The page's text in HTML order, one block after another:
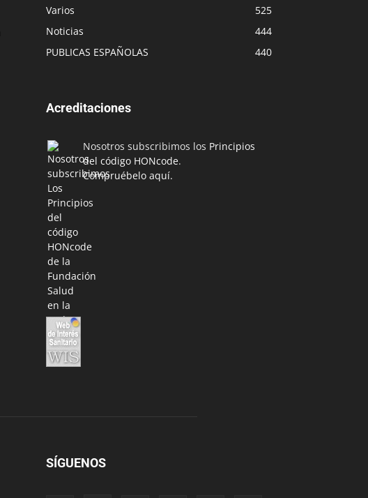
Varios
525
Noticias
444
PUBLICAS ESPAÑOLAS
440
Acreditaciones
Nosotros subscribimos los Principios
del código HONcode.
Compruébelo aquí.
SÍGUENOS